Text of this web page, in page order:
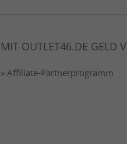
MIT OUTLET46.DE GELD
» Affiliate-Partnerprogramm